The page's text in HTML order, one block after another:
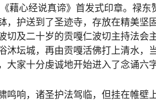
藉心经说真谛》首发式印章。禄东
护送到了圣迹寺，存放在精美坚
切及二十岁的贡嘎仁波切主持法会
沐坛城，再由贡嘎活佛打上清水，
家十分虔诚地开始进入了念诵六
鸣响，诸圣护法驾临，但挂在帷壁